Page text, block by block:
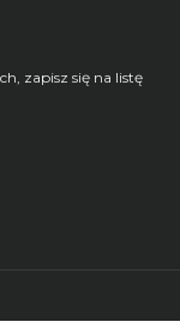
zapisz się na listę